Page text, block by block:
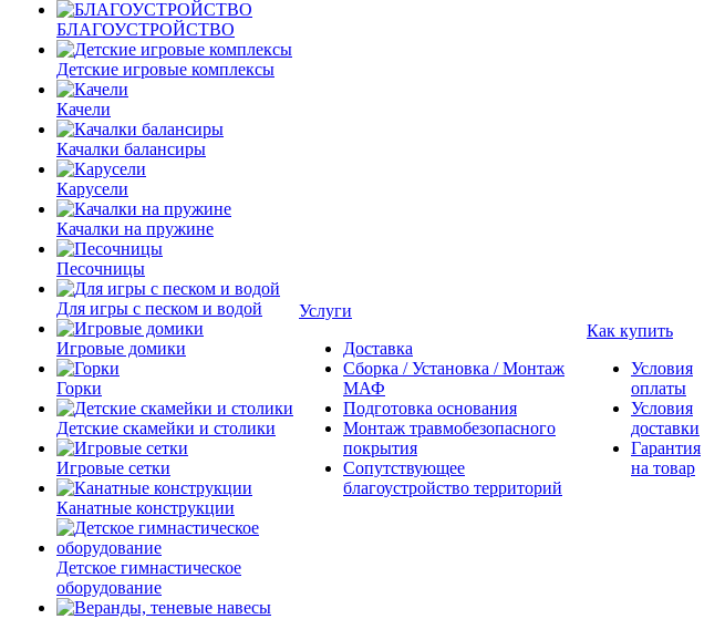
БЛАГОУСТРОЙСТВО
Детские игровые комплексы
Качели
Качалки балансиры
Карусели
Качалки на пружине
Песочницы
Для игры с песком и водой
Игровые домики
Горки
Детские скамейки и столики
Игровые сетки
Канатные конструкции
Детское гимнастическое
оборудование
Услуги
Доставка
Сборка / Установка / Монтаж
МАФ
Подготовка основания
Монтаж травмобезопасного
покрытия
Сопутствующее
благоустройство территорий
Как купить
Условия
оплаты
Условия
доставки
Гарантия
на товар